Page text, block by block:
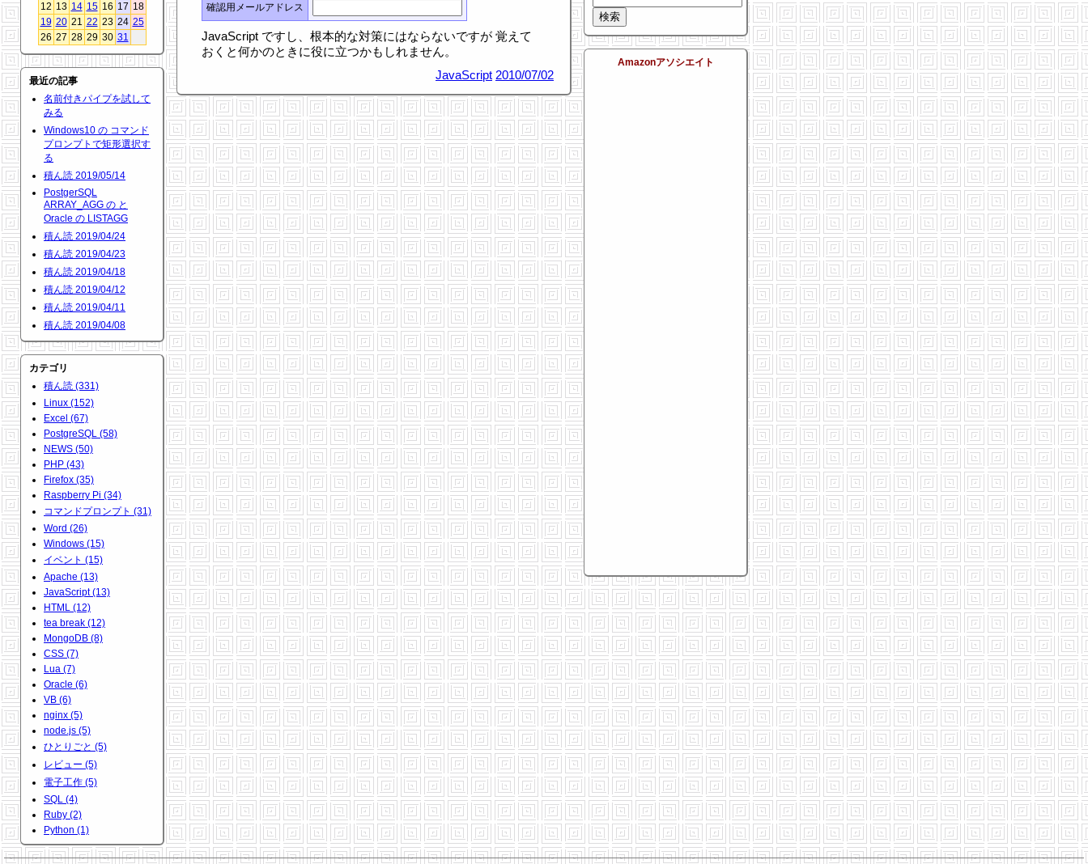
12 13 14 15 16 17 18
19 20 21 22 23 24 25
26 27 28 29 30 31
最近の記事
名前付きパイプを試して
みる
Windows10 の コマンド
プロンプトで矩形選択す
る
積ん読 2019/05/14
PostgerSQL
ARRAY_AGG の と
Oracle の LISTAGG
積ん読 2019/04/24
積ん読 2019/04/23
積ん読 2019/04/18
積ん読 2019/04/12
積ん読 2019/04/11
積ん読 2019/04/08
カテゴリ
積ん読 (331)
Linux (152)
Excel (67)
PostgreSQL (58)
NEWS (50)
PHP (43)
Firefox (35)
Raspberry Pi (34)
コマンドプロンプト (31)
Word (26)
Windows (15)
イベント (15)
Apache (13)
JavaScript (13)
HTML (12)
tea break (12)
MongoDB (8)
CSS (7)
Lua (7)
Oracle (6)
VB (6)
nginx (5)
node.js (5)
ひとりごと (5)
レビュー (5)
電子工作 (5)
SQL (4)
Ruby (2)
Python (1)
確認用メールアドレス
JavaScript ですし、根本的な対策にはならないですが 覚えて
おくと何かのときに役に立つかもしれません。
JavaScript 2010/07/02
Amazonアソシエイト